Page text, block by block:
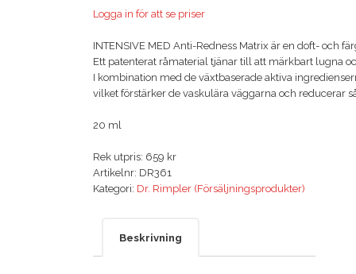
Logga in för att se priser
INTENSIVE MED Anti-Redness Matrix är en doft- och
Ett patenterat råmaterial tjänar till att märkbart lugna
I kombination med de växtbaserade aktiva
vilket förstärker de vaskulära väggarna och reducerar
20 ml
Rek utpris: 659 kr
Artikelnr: DR361
Kategori: Dr. Rimpler (Försäljningsprodukter)
Beskrivning